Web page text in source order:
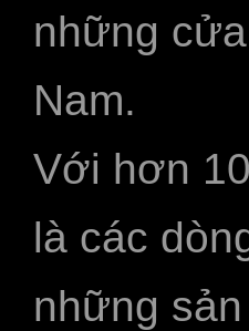
những
Nam.
Với hơn
là các
những